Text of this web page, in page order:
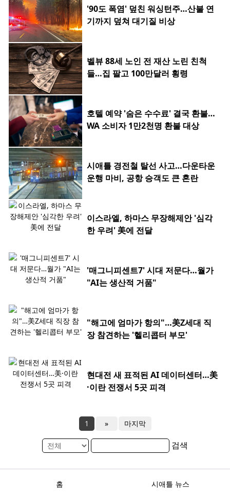
'90도 폭염' 덮친 워싱턴주…산불 연
기까지 덮쳐 대기질 비상
벨뷰 88세 노인 전 재산 노린 친척
들…집 팔고 100만달러 횡령
호텔 예약 '숨은 수수료' 결국 환불…
WA 소비자 1만2천명 환불 대상
시애틀 경전철 탈선 사고…다운타운
운행 마비, 공항 승객도 큰 혼란
이스라엘, 하마스 무장해제안 '심각
한 우려' 美에 전달
'매그니피센트7' 시대 저문다…월가
"AI는 생산적 거품"
"해고에 엄마가 항의"…美Z세대 직
장 참견하는 '헬리콥터 부모'
현대전 새 표적된 AI 데이터센터…美
·이란 전쟁서 5곳 피격
1 » 마지막
검색
홈 시애틀 뉴스